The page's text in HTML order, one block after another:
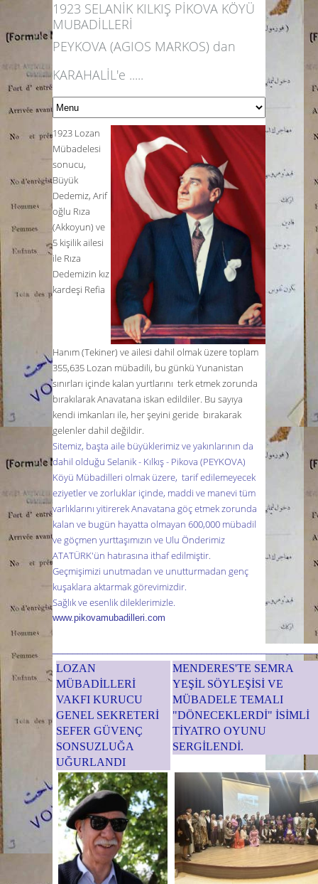
1923 SELANİK KILKIŞ PİKOVA KÖYÜ
MUBADİLLERİ
PEYKOVA (AGIOS MARKOS) dan
KARAHALİL'e .....
1923 Lozan
Mübadelesi
sonucu,
Büyük
Dedemiz, Arif
oğlu Rıza
(Akkoyun) ve
5 kişilik ailesi
ile Rıza
Dedemizin kız
kardeşi Refia
Hanım(Tekiner) ve ailesi dahil olmak üzere toplam
355,635 Lozan mübadili, bu günkü Yunanistan
sınırları içinde kalan yurtlarını terk etmek zorunda
bırakılarak Anavatana iskan edildiler. Bu sayıya
kendi imkanları ile, her şeyini geride bırakarak
gelenler dahil değildir.
Sitemiz, başta aile büyüklerimiz ve yakınlarının da
dahil olduğu Selanik - Kılkış - Pikova (PEYKOVA)
Köyü Mübadilleri olmak üzere, tarif edilemeyecek
eziyetler ve zorluklar içinde, maddi ve manevi tüm
varlıklarını yitirerek Anavatana göç etmek zorunda
kalan ve bugün hayatta olmayan 600,000 mübadil
ve göçmen yurttaşımızın ve Ulu Önderimiz
ATATÜRK'ün hatırasına ithaf edilmiştir.
Geçmişimizi unutmadan ve unutturmadan genç
kuşaklara aktarmak görevimizdir.
Sağlık ve esenlik dileklerimizle.
www.pikovamubadilleri.com
LOZAN
MÜBADİLLERİ
VAKFI KURUCU
GENEL SEKRETERİ
SEFER GÜVENÇ
SONSUZLUĞA
UĞURLANDI
MENDERES'TE SEMRA
YEŞİL SÖYLEŞİSİ VE
MÜBADELE TEMALI
"DÖNECEKLERDİ" İSİMLİ
TİYATRO OYUNU
SERGİLENDİ.